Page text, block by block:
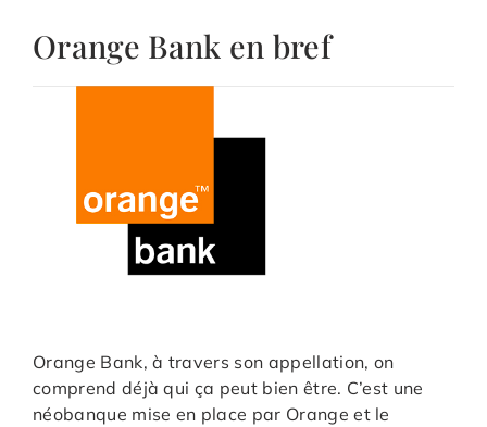
Orange Bank en bref
Orange Bank, à travers son appellation, on
comprend déjà qui ça peut bien être. C’est une
néobanque mise en place par Orange et le